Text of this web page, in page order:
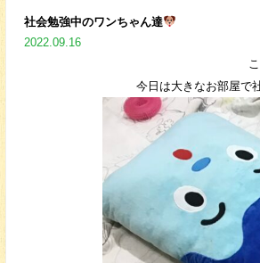
社会勉強中のワンちゃん達
2022.09.16
今日は大きなお部屋で